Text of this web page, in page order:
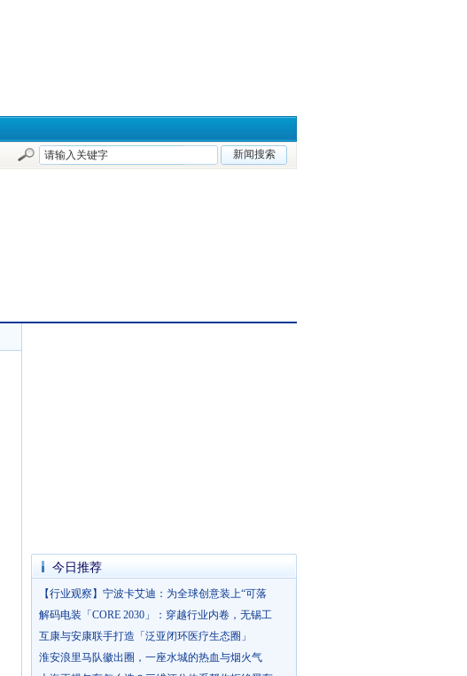
今日推荐
【行业观察】宁波卡艾迪：为全球创意装上“可落
解码电装「CORE 2030」：穿越行业内卷，无锡工
互康与安康联手打造「泛亚闭环医疗生态圈」
淮安浪里马队徽出圈，一座水城的热血与烟火气